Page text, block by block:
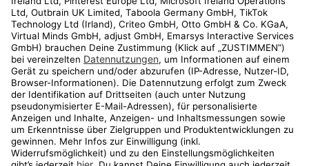
Kundenservice
Shop
Aktionen
Travel